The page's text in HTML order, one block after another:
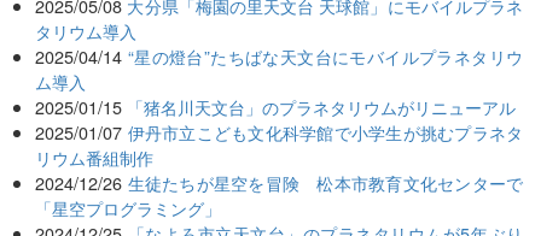
2025/05/08 大分県「梅園の里天文台 天球館」にモバイルプラネ
タリウム導入
2025/04/14 “星の燈台”たちばな天文台にモバイルプラネタリウ
ム導入
2025/01/15 「猪名川天文台」のプラネタリウムがリニューアル
2025/01/07 伊丹市立こども文化科学館で小学生が挑むプラネタ
リウム番組制作
2024/12/26 生徒たちが星空を冒険 松本市教育文化センターで
「星空プログラミング」